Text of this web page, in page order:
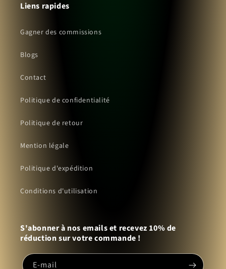
Liens rapides
Gagner des commissions
Blogs
Contact
Politique de confidentialité
Politique de retour
Mention légale
Politique d'expédition
Conditions d'utilisation
S'abonner à nos emails et recevez 10% de
réduction sur votre commande !
E-mail